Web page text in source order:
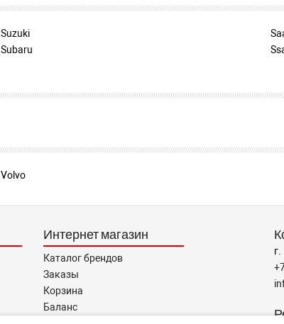
Suzuki
Subaru
Volvo
Интернет магазин
Каталог брендов
Заказы
Корзина
Баланс